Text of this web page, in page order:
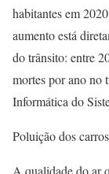
habitantes em
aumento está
do trânsito: entre
mortes por ano no
Informática do
Poluição dos carros
A qualidade do ar